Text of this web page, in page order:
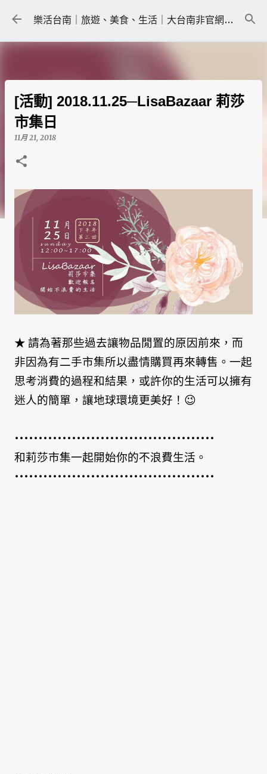
跳到主要內容 樂活台南｜旅遊、美食、生活｜大台南非官網｜tainanlohas.cc
[活動] 2018.11.25─LisaBazaar 莉莎
市集日
11月 21, 2018
★ 請為著那些過去讓物品閒置的原因前來，而
非因為有二手市集所以盡情購買再來轉售。一起
思考消費的過程和結果，或許你的生活可以擁有
迷人的簡單，讓地球環境更美好！😉
••••••••••••••••••••••••••••••••••••••••••
和莉莎市集一起開始你的不浪費生活。
••••••••••••••••••••••••••••••••••••••••••